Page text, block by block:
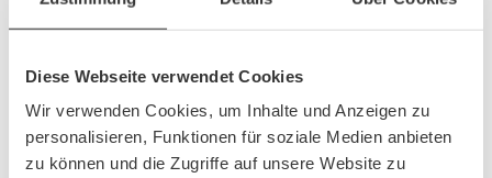
Diese Webseite verwendet Cookies
Wir verwenden Cookies, um Inhalte und Anzeigen zu
personalisieren, Funktionen für soziale Medien anbieten
zu können und die Zugriffe auf unsere Website zu
Bekanntwerden von Rechtsverletzungen werden wir
entfernen.
Haftung für Links
Unser Angebot enthält Links zu externen Websites